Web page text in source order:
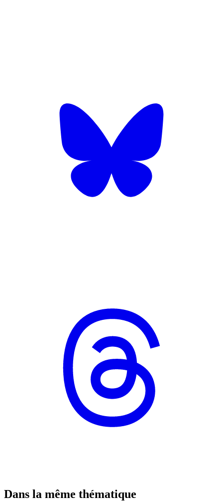
Dans la même thématique